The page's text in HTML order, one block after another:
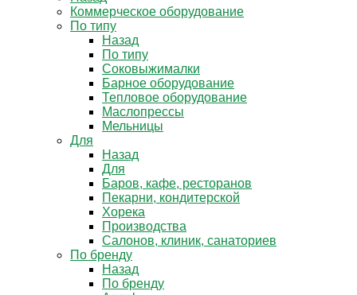
Коммерческое оборудование
По типу
Назад
По типу
Соковыжималки
Барное оборудование
Тепловое оборудование
Маслопрессы
Мельницы
Для
Назад
Для
Баров, кафе, ресторанов
Пекарни, кондитерской
Хорека
Производства
Салонов, клиник, санаториев
По бренду
Назад
По бренду